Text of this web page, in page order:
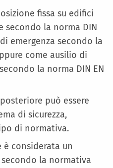
fissa su edifici
secondo la norma DIN
emergenza secondo la
come ausilio di
la norma DIN EN
può essere
di sicurezza,
di normativa.
è considerata un
la normativa